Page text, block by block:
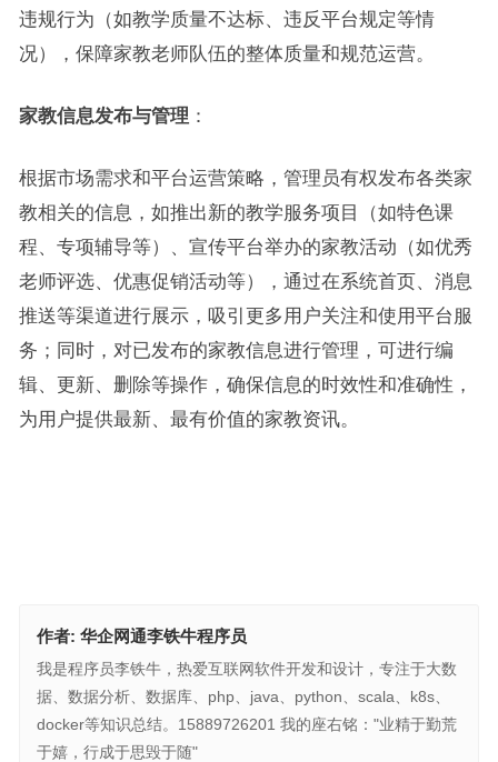
违规行为（如教学质量不达标、违反平台规定等情
况），保障家教老师队伍的整体质量和规范运营。
家教信息发布与管理 ：
根据市场需求和平台运营策略，管理员有权发布各类家
教相关的信息，如推出新的教学服务项目（如特色课
程、专项辅导等）、宣传平台举办的家教活动（如优秀
老师评选、优惠促销活动等），通过在系统首页、消息
推送等渠道进行展示，吸引更多用户关注和使用平台服
务；同时，对已发布的家教信息进行管理，可进行编
辑、更新、删除等操作，确保信息的时效性和准确性，
为用户提供最新、最有价值的家教资讯。
作者: 华企网通李铁牛程序员
我是程序员李铁牛，热爱互联网软件开发和设计，专注于大数
据、数据分析、数据库、php、java、python、scala、k8s、
docker等知识总结。15889726201 我的座右铭："业精于勤荒
于嬉，行成于思毁于随"